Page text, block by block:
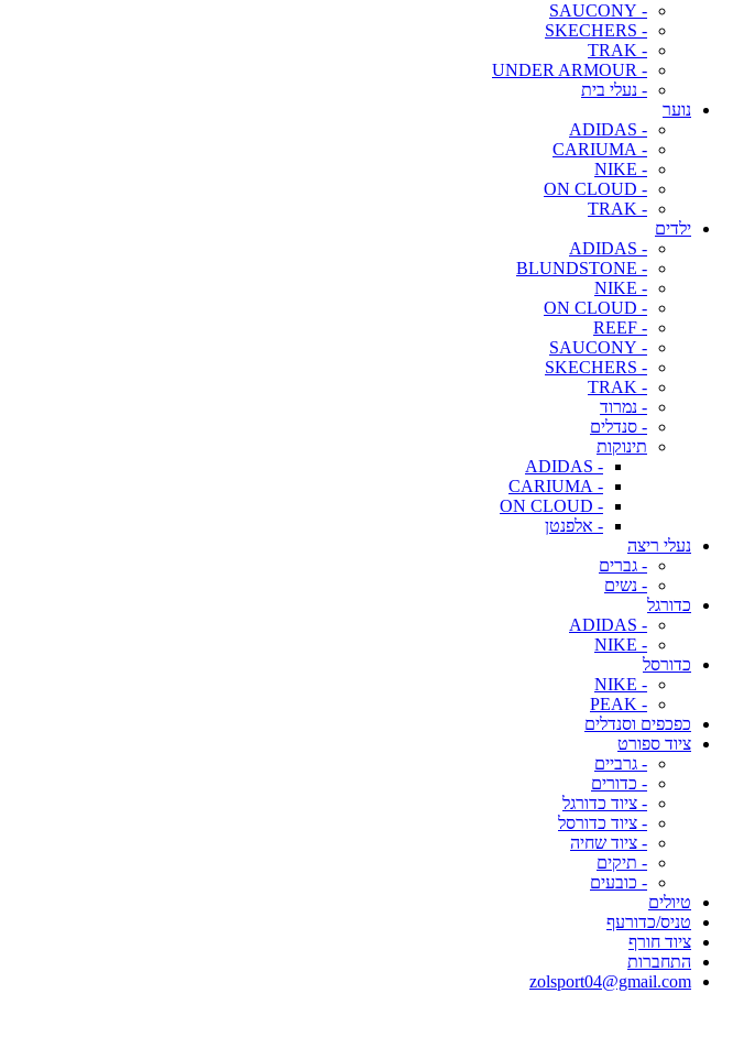
- SAUCONY
- SKECHERS
- TRAK
- UNDER ARMOUR
- נעלי בית
נוער
- ADIDAS
- CARIUMA
- NIKE
- ON CLOUD
- TRAK
ילדים
- ADIDAS
- BLUNDSTONE
- NIKE
- ON CLOUD
- REEF
- SAUCONY
- SKECHERS
- TRAK
- נמרוד
- סנדלים
תינוקות
- ADIDAS
- CARIUMA
- ON CLOUD
- אלפנטן
נעלי ריצה
- גברים
- נשים
כדורגל
- ADIDAS
- NIKE
כדורסל
- NIKE
- PEAK
כפכפים וסנדלים
ציוד ספורט
- גרביים
- כדורים
- ציוד כדורגל
- ציוד כדורסל
- ציוד שחיה
- תיקים
- כובעים
טיולים
טניס/כדורעף
ציוד חורף
התחברות
zolsport04@gmail.com